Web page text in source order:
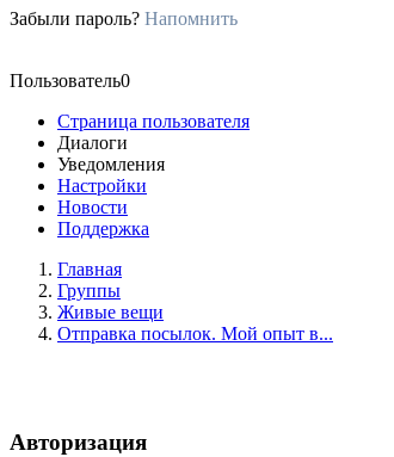
Забыли пароль? Напомнить
Пользователь0
Страница пользователя
Диалоги
Уведомления
Настройки
Новости
Поддержка
Главная
Группы
Живые вещи
Отправка посылок. Мой опыт в...
Авторизация